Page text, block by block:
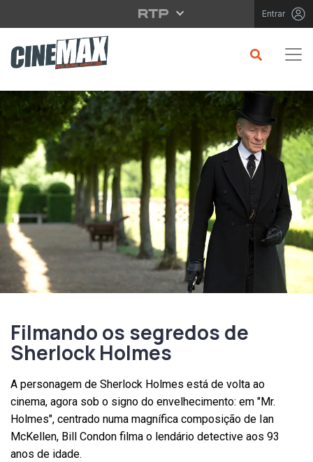
Saltar para o conteúdo principal Entrar
Filmando os segredos de
Sherlock Holmes
A personagem de Sherlock Holmes está de volta ao
cinema, agora sob o signo do envelhecimento: em "Mr.
Holmes", centrado numa magnífica composição de Ian
McKellen, Bill Condon filma o lendário detective aos 93
anos de idade.